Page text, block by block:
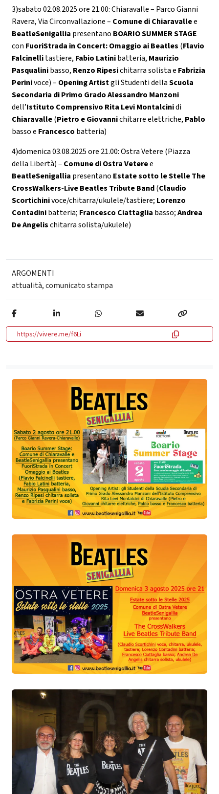
3)sabato 02.08.2025 ore 21.00: Chiaravalle – Parco Gianni
Ravera, Via Circonvallazione – Comune di Chiaravallee
BeatleSenigallia presentano BOARIO SUMMER STAGE
con FuoriStrada in Concert: Omaggio ai Beatles (Flavio
Falcinellitastiere, Fabio Latinibatteria, Maurizio
Pasqualinibasso, Renzo Ripesichitarra solista e Fabrizia
Perinivoce) – Opening Artistgli Studenti dellaScuola
Secondaria di Primo Grado Alessandro Manzoni
dell’Istituto Comprensivo Rita Levi Montalcinidi
Chiaravalle(Pietro e Giovannichitarre elettriche, Pablo
basso e Francesco batteria)
4)domenica 03.08.2025 ore 21.00: Ostra Vetere (Piazza
della Libertà) – Comune di Ostra Veteree
BeatleSenigallia presentano Estate sotto le StelleThe
CrossWalkers-Live Beatles Tribute Band(Claudio
Scortichinivoce/chitarra/ukulele/tastiere; Lorenzo
Contadinibatteria; Francesco Ciattaglia basso;Andrea
De Angelischitarra solista/ukulele)
ARGOMENTI
attualità,comunicato stampa
https://vivere.me/f6Li